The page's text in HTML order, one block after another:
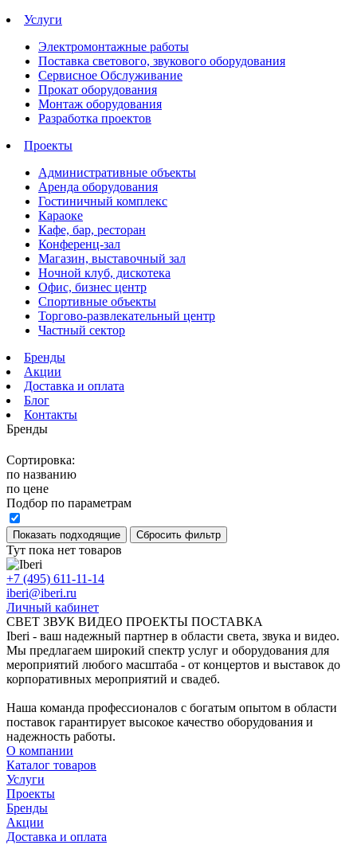
Услуги
Электромонтажные работы
Поставка светового, звукового оборудования
Сервисное Обслуживание
Прокат оборудования
Монтаж оборудования
Разработка проектов
Проекты
Административные объекты
Аренда оборудования
Гостиничный комплекс
Караоке
Кафе, бар, ресторан
Конференц-зал
Магазин, выставочный зал
Ночной клуб, дискотека
Офис, бизнес центр
Спортивные объекты
Торгово-развлекательный центр
Частный сектор
Бренды
Акции
Доставка и оплата
Блог
Контакты
Бренды
Сортировка:
по названию
по цене
Подбор по параметрам
Тут пока нет товаров
+7 (495) 611-11-14
iberi@iberi.ru
Личный кабинет
СВЕТ ЗВУК ВИДЕО ПРОЕКТЫ ПОСТАВКА
Iberi - ваш надежный партнер в области света, звука и видео.
Мы предлагаем широкий спектр услуг и оборудования для
мероприятий любого масштаба - от концертов и выставок до
корпоративных мероприятий и свадеб.
Наша команда профессионалов с богатым опытом в области
поставок гарантирует высокое качество оборудования и
надежность работы.
О компании
Каталог товаров
Услуги
Проекты
Бренды
Акции
Доставка и оплата